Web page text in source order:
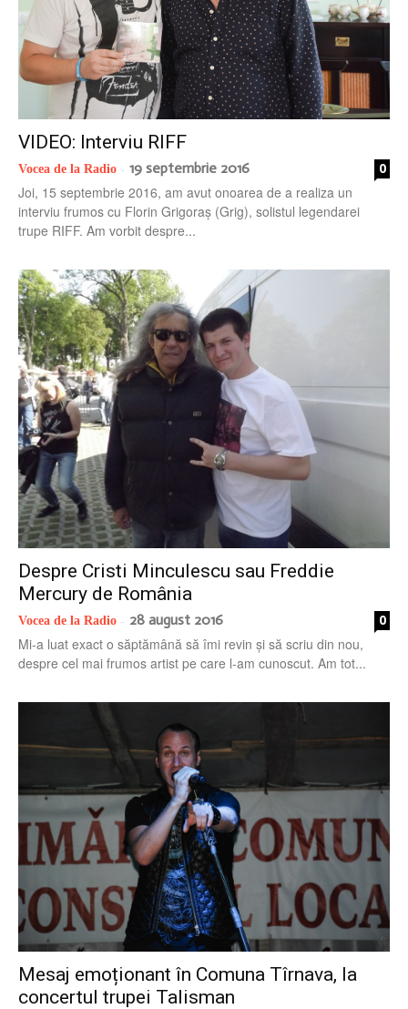
VIDEO: Interviu RIFF
Vocea de la Radio - 19 septembrie 2016 0
Joi, 15 septembrie 2016, am avut onoarea de a realiza un
interviu frumos cu Florin Grigoraş (Grig), solistul legendarei
trupe RIFF. Am vorbit despre...
Despre Cristi Minculescu sau Freddie
Mercury de România
Vocea de la Radio - 28 august 2016 0
Mi-a luat exact o săptămână să îmi revin și să scriu din nou,
despre cel mai frumos artist pe care l-am cunoscut. Am tot...
Mesaj emoționant în Comuna Tîrnava, la
concertul trupei Talisman